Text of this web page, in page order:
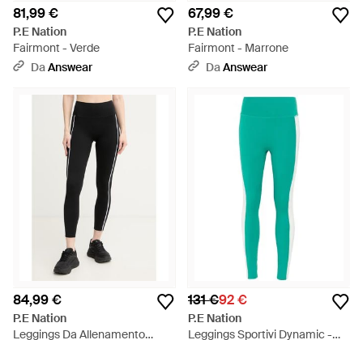
81,99 €
P.E Nation
Fairmont - Verde
DaAnswear
67,99 €
P.E Nation
Fairmont - Marrone
DaAnswear
84,99 €
P.E Nation
Leggings Da Allenamento
131 €92 €
P.E Nation
Leggings Sportivi Dynamic -